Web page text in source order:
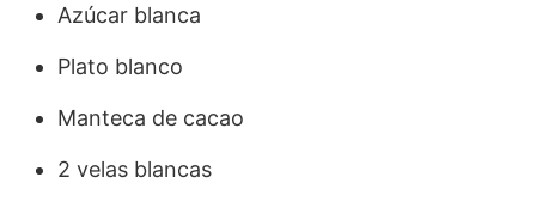
Azúcar blanca
Plato blanco
Manteca de cacao
2 velas blancas